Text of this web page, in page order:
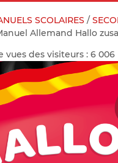
SCOLAIRES /
Allemand Hallo
vues des visiteurs : 6 006